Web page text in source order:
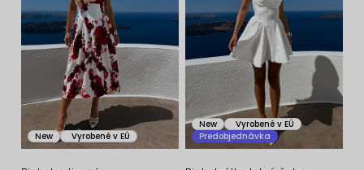
New Vyrobené v EÚ
New
Vyrobené v EÚ
Predobjednávka